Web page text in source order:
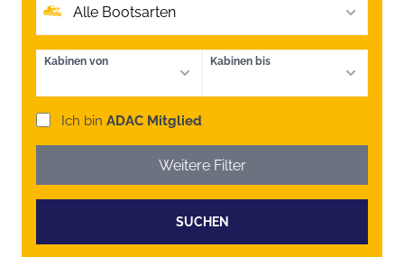
Alle Bootsarten
Kabinen von Kabinen bis
Ich bin ADAC Mitglied
Weitere Filter
SUCHEN